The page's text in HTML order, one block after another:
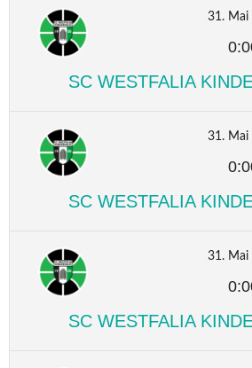
31. Mai
SC WESTFALIA
31. Mai
SC WESTFALIA
31. Mai
SC WESTFALIA